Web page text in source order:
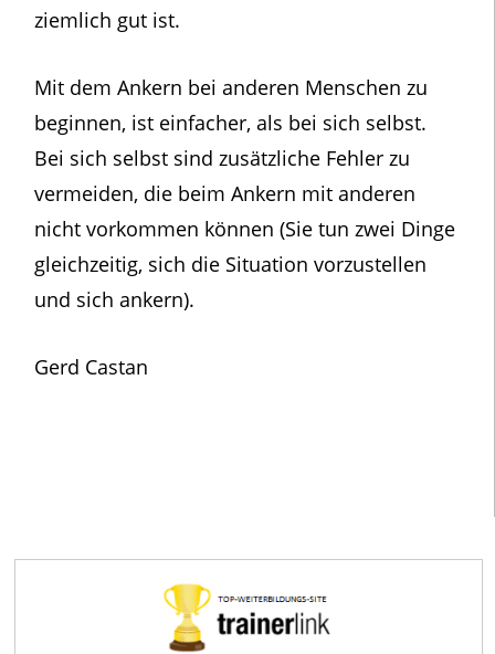
ziemlich gut ist.
Mit dem Ankern bei anderen Menschen zu
beginnen, ist einfacher, als bei sich selbst.
Bei sich selbst sind zusätzliche Fehler zu
vermeiden, die beim Ankern mit anderen
nicht vorkommen können (Sie tun zwei Dinge
gleichzeitig, sich die Situation vorzustellen
und sich ankern).
Gerd Castan